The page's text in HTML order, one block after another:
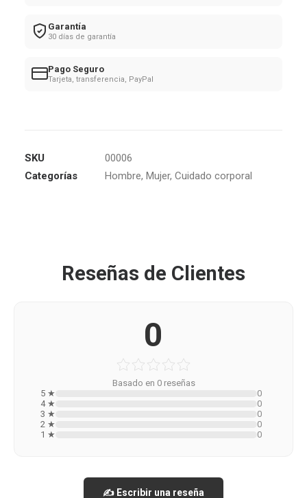
Garantía
30 días de garantía
Pago Seguro
Tarjeta, transferencia, PayPal
SKU
00006
Categorías
Hombre, Mujer, Cuidado corporal
Reseñas de Clientes
0
Basado en 0 reseñas
5 ★
0
4 ★
0
3 ★
0
2 ★
0
1 ★
0
✍️ Escribir una reseña